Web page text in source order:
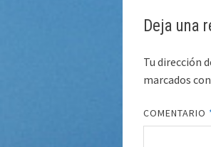
Deja una
Tu dirección
marcados con
COMENTARIO